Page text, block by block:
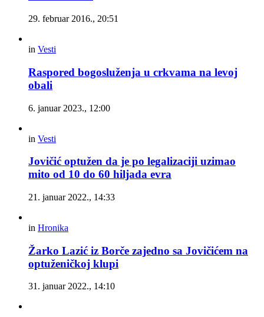
29. februar 2016., 20:51
in Vesti
Raspored bogosluženja u crkvama na levoj
obali
6. januar 2023., 12:00
in Vesti
Jovičić optužen da je po legalizaciji uzimao
mito od 10 do 60 hiljada evra
21. januar 2022., 14:33
in Hronika
Žarko Lazić iz Borče zajedno sa Jovičićem na
optuženičkoj klupi
31. januar 2022., 14:10